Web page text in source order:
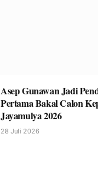
Asep Gunawan Jadi
Pertama Bakal Calon
Jayamulya 2026
28 Juli 2026